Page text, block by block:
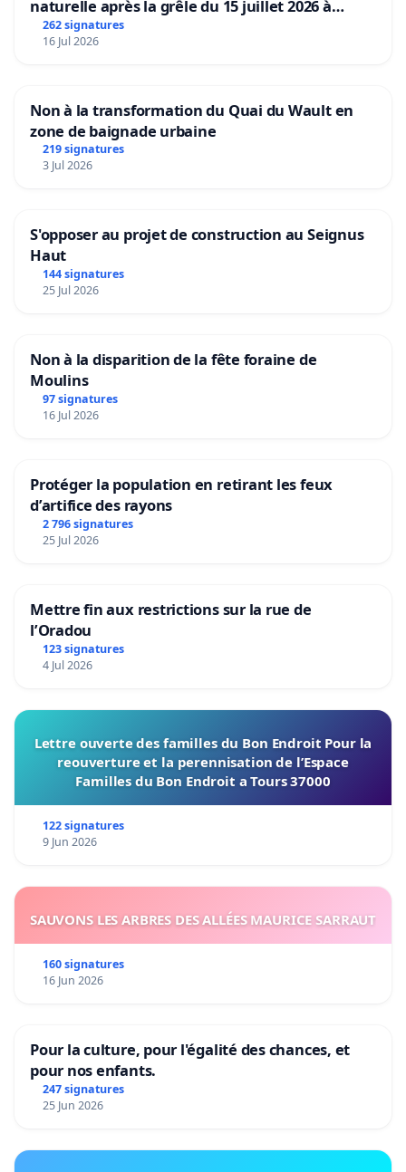
naturelle après la grêle du 15 juillet 2026 à
Aubenas et ses alentours
262 signatures
16 Jul 2026
Non à la transformation du Quai du Wault en
zone de baignade urbaine
219 signatures
3 Jul 2026
S'opposer au projet de construction au Seignus
Haut
144 signatures
25 Jul 2026
Non à la disparition de la fête foraine de
Moulins
97 signatures
16 Jul 2026
Protéger la population en retirant les feux
d’artifice des rayons
2 796 signatures
25 Jul 2026
Mettre fin aux restrictions sur la rue de
l’Oradou
123 signatures
4 Jul 2026
Lettre ouverte des familles du Bon Endroit Pour la
reouverture et la perennisation de l’Espace
Familles du Bon Endroit a Tours 37000
122 signatures
9 Jun 2026
SAUVONS LES ARBRES DES ALLÉES MAURICE SARRAUT
160 signatures
16 Jun 2026
Pour la culture, pour l'égalité des chances, et
pour nos enfants.
247 signatures
25 Jun 2026